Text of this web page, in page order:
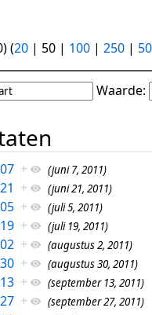
) (20 | 50 | 100 | 250 |
Waarde:
+ (juni 7, 2011)
+ (juni 21, 2011)
+ (juli 5, 2011)
+ (juli 19, 2011)
+ (augustus 2, 2011)
+ (augustus 30, 2011)
+ (september 13, 2011)
+ (september 27, 2011)